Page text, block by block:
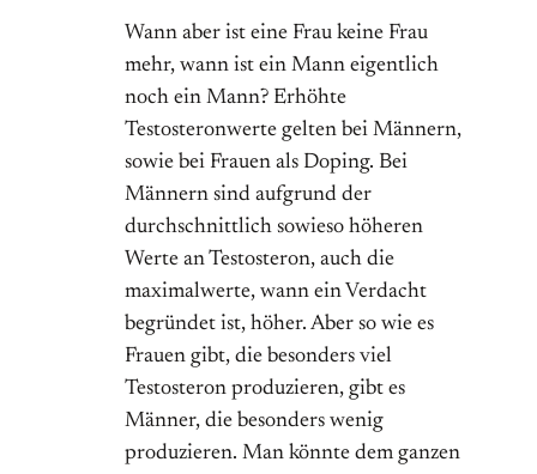
Wann aber ist eine Frau keine Frau
mehr, wann ist ein Mann eigentlich
noch ein Mann? Erhöhte
Testosteronwerte gelten bei Männern,
sowie bei Frauen als Doping. Bei
Männern sind aufgrund der
durchschnittlich sowieso höheren
Werte an Testosteron, auch die
maximalwerte, wann ein Verdacht
begründet ist, höher. Aber so wie es
Frauen gibt, die besonders viel
Testosteron produzieren, gibt es
Männer, die besonders wenig
produzieren. Man könnte dem ganzen